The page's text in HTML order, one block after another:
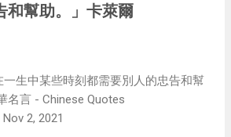
和幫助。」卡萊爾
一生中某些時刻都需要別人的忠告和幫
名言 - Chinese Quotes
2, 2021